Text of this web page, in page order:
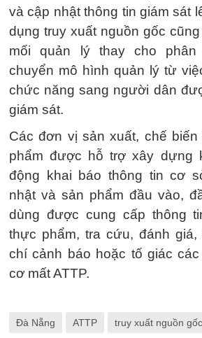
và cập nhật thông tin giám sát
dụng truy xuất nguồn gốc
mối quản lý thay cho
chuyển mô hình quản lý từ
chức năng sang người dân
giám sát.
Các đơn vị sản xuất, chế
phẩm được hỗ trợ xây dựng
động khai báo thông tin cơ
nhật và sản phẩm đầu vào,
dùng được cung cấp thông
thực phẩm, tra cứu, đánh giá,
chí cảnh báo hoặc tố giác
cơ mất ATTP.
Đà Nẵng ATTP truy xuất nguồn